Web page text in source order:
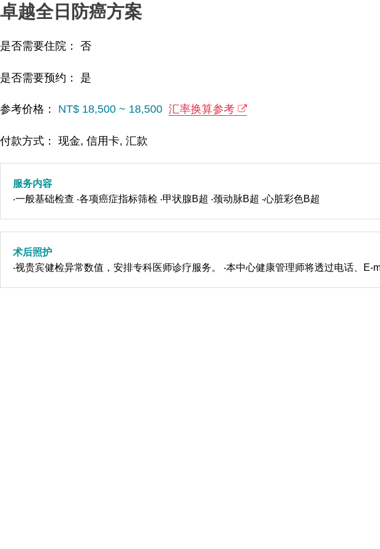
卓越全日防癌方案
是否需要住院： 否
是否需要预约： 是
参考价格： NT$ 18,500 ~ 18,500 汇率换算参考
付款方式： 现金, 信用卡, 汇款
服务内容
‧一般基础检查 ‧各项癌症指标筛检 ‧甲状腺B超 ‧颈动脉B超 ‧心脏彩色B超
术后照护
‧视贵宾健检异常数值，安排专科医师诊疗服务。 ‧本中心健康管理师将透过电话、